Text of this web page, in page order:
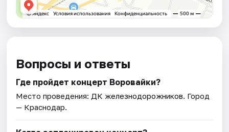
Вопросы и ответы
Где пройдет концерт Воровайки?
Место проведения: ДК железнодорожников. Город
— Краснодар.